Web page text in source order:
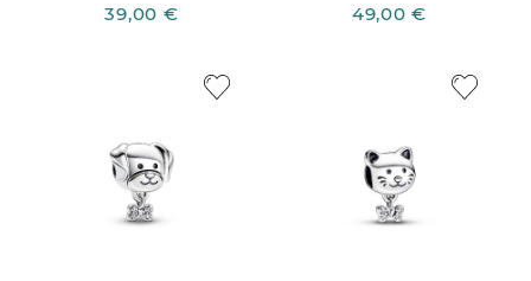
39,00 €
49,00 €